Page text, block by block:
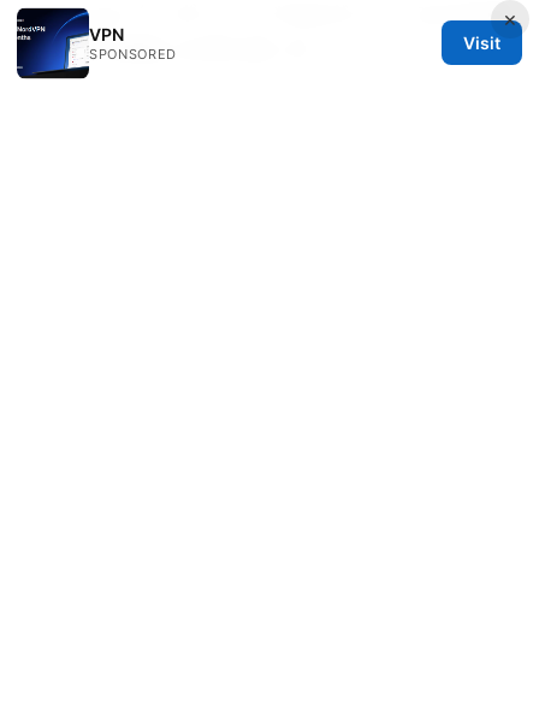
Millenvpn クーポンコード完全ガイド：2026年最
新の割引情報とお得な使い方
×
VPN
SPONSORED
Visit